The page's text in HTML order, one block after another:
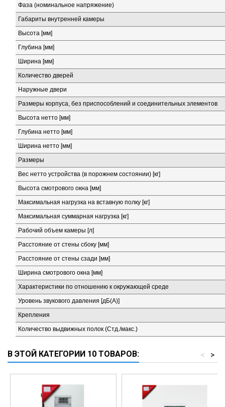
Фаза (номинальное напряжение)
Габариты внутренней камеры
Высота [мм]
Глубина [мм]
Ширина [мм]
Количество дверей
Наружные двери
Размеры корпуса, без приспособлений и соединительных элементов
Высота нетто [мм]
Глубина нетто [мм]
Ширина нетто [мм]
Размеры
Вес нетто устройства (в порожнем состоянии) [кг]
Высота смотрового окна [мм]
Максимальная нагрузка на вставную полку [кг]
Максимальная суммарная нагрузка [кг]
Рабочий объем камеры [л]
Расстояние от стены сбоку [мм]
Расстояние от стены сзади [мм]
Ширина смотрового окна [мм]
Характеристики по отношению к окружающей среде
Уровень звукового давления [дБ(А)]
Крепления
Количество выдвижных полок (Стд./макс.)
В ЭТОЙ КАТЕГОРИИ 10 ТОВАРОВ: >
<